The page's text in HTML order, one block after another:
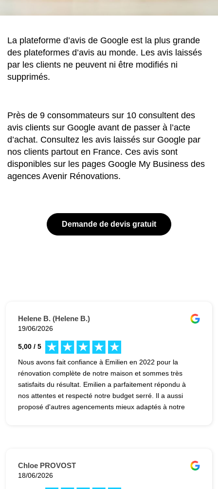
La plateforme d’avis de Google est la plus grande
des plateformes d’avis au monde. Les avis laissés
par les clients ne peuvent ni être modifiés ni
supprimés.
Près de 9 consommateurs sur 10 consultent des
avis clients sur Google avant de passer à l’acte
d’achat. Consultez les avis laissés sur Google par
nos clients partout en France. Ces avis sont
disponibles sur les pages Google My Business des
agences Avenir Rénovations.
Demande de devis gratuit
Helene B. (Helene B.)
19/06/2026
5,00 / 5
Nous avons fait confiance à Emilien en 2022 pour la
rénovation complète de notre maison et sommes très
satisfaits du résultat. Emilien a parfaitement répondu à
nos attentes et respecté notre budget serré. Il a aussi
proposé d'autres agencements mieux adaptés à notre
rénovation.
Chloe PROVOST
18/06/2026